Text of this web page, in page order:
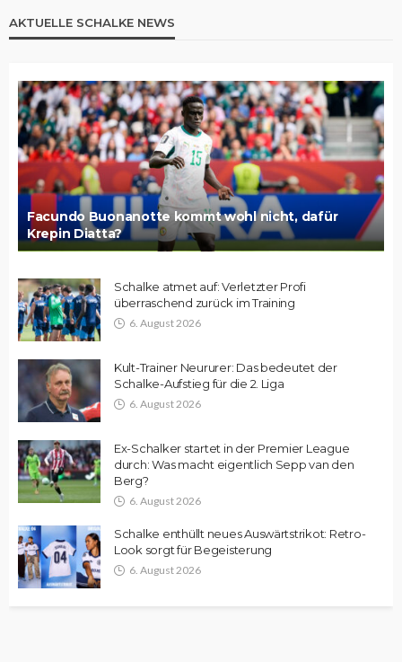
AKTUELLE SCHALKE NEWS
Facundo Buonanotte kommt wohl nicht, dafür
Krepin Diatta?
Schalke atmet auf: Verletzter Profi
überraschend zurück im Training
6. August 2026
Kult-Trainer Neururer: Das bedeutet der
Schalke-Aufstieg für die 2. Liga
6. August 2026
Ex-Schalker startet in der Premier League
durch: Was macht eigentlich Sepp van den
Berg?
6. August 2026
Schalke enthüllt neues Auswärtstrikot: Retro-
Look sorgt für Begeisterung
6. August 2026